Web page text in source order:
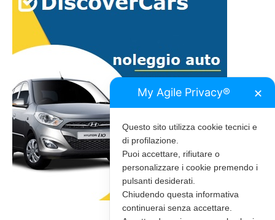
My Agile Privacy® ✕
Questo sito utilizza cookie tecnici e
di profilazione.
Puoi accettare, rifiutare o
personalizzare i cookie premendo i
pulsanti desiderati.
Chiudendo questa informativa
continuerai senza accettare.